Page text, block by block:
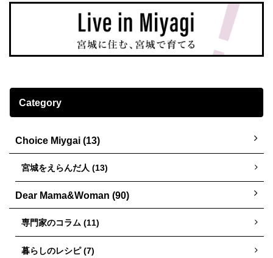
Category
Choice Miygai (13)
宮城をえらんだ人 (13)
Dear Mama&Woman (90)
専門家のコラム (11)
暮らしのレシピ (7)